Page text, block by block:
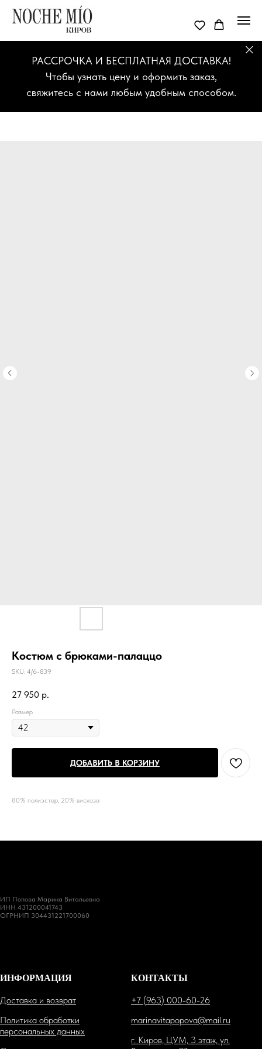
РАССРОЧКА И БЕСПЛАТНАЯ ДОСТАВКА!
Чтобы узнать цену и оформить заказ,
свяжитесь с нами любым удобным способом.
Костюм с брюками-палаццо
SKU: 4/6-839
27 950 р.
Размер
ДОБАВИТЬ В КОРЗИНУ
80% полиэстер, 20% вискоза
ИП Попова Марина Витальевна
ИНН 431200041743
ОГРНИП 304431221700060
ИНФОРМАЦИЯ
Доставка и возврат
Политика обработки
персональных данных
КОНТАКТЫ
+7 (963) 000-60-26
marinavitapopova@mail.ru
г. Киров, ЦУМ, 3 этаж, ул.